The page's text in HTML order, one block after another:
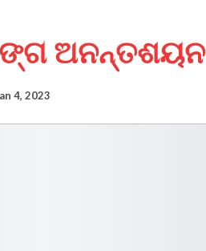
ଅନନ୍ତଶୟନ
4, 2023